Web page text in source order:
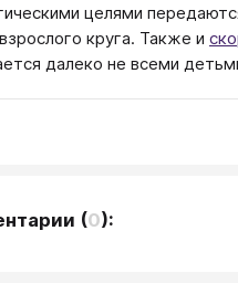
целями
круга. Также и
далеко не всеми
(0):